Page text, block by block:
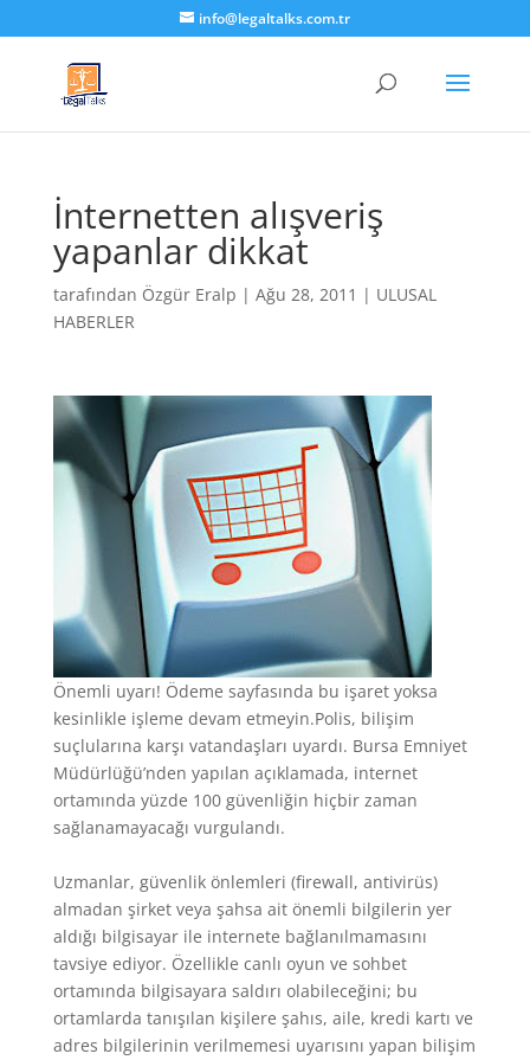
info@legaltalks.com.tr
İnternetten alışveriş
yapanlar dikkat
tarafından Özgür Eralp | Ağu 28, 2011 | ULUSAL
HABERLER
Önemli uyarı! Ödeme sayfasında bu işaret yoksa
kesinlikle işleme devam etmeyin.Polis, bilişim
suçlularına karşı vatandaşları uyardı. Bursa Emniyet
Müdürlüğü’nden yapılan açıklamada, internet
ortamında yüzde 100 güvenliğin hiçbir zaman
sağlanamayacağı vurgulandı.
Uzmanlar, güvenlik önlemleri (firewall, antivirüs)
almadan şirket veya şahsa ait önemli bilgilerin yer
aldığı bilgisayar ile internete bağlanılmamasını
tavsiye ediyor. Özellikle canlı oyun ve sohbet
ortamında bilgisayara saldırı olabileceğini; bu
ortamlarda tanışılan kişilere şahıs, aile, kredi kartı ve
adres bilgilerinin verilmemesi uyarısını yapan bilişim